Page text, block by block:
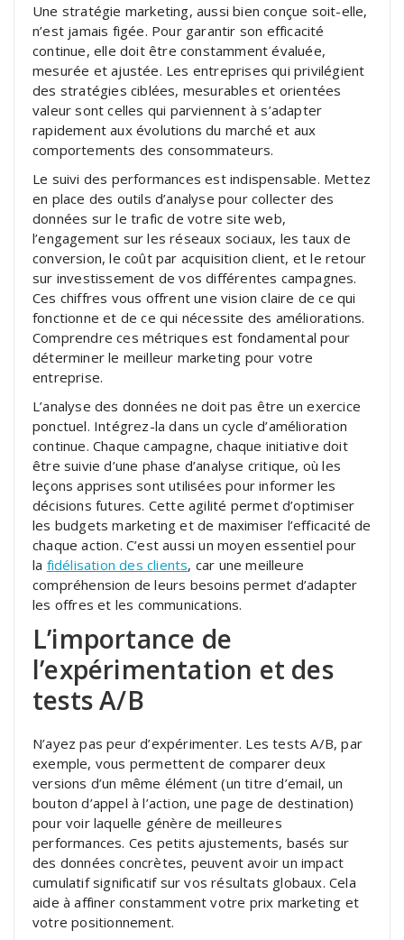
Une stratégie marketing, aussi bien conçue soit-elle,
n’est jamais figée. Pour garantir son efficacité
continue, elle doit être constamment évaluée,
mesurée et ajustée. Les entreprises qui privilégient
des stratégies ciblées, mesurables et orientées
valeur sont celles qui parviennent à s’adapter
rapidement aux évolutions du marché et aux
comportements des consommateurs.
Le suivi des performances est indispensable. Mettez
en place des outils d’analyse pour collecter des
données sur le trafic de votre site web,
l’engagement sur les réseaux sociaux, les taux de
conversion, le coût par acquisition client, et le retour
sur investissement de vos différentes campagnes.
Ces chiffres vous offrent une vision claire de ce qui
fonctionne et de ce qui nécessite des améliorations.
Comprendre ces métriques est fondamental pour
déterminer le meilleur marketing pour votre
entreprise.
L’analyse des données ne doit pas être un exercice
ponctuel. Intégrez-la dans un cycle d’amélioration
continue. Chaque campagne, chaque initiative doit
être suivie d’une phase d’analyse critique, où les
leçons apprises sont utilisées pour informer les
décisions futures. Cette agilité permet d’optimiser
les budgets marketing et de maximiser l’efficacité de
chaque action. C’est aussi un moyen essentiel pour
la fidélisation des clients, car une meilleure
compréhension de leurs besoins permet d’adapter
les offres et les communications.
L’importance de
l’expérimentation et des
tests A/B
N’ayez pas peur d’expérimenter. Les tests A/B, par
exemple, vous permettent de comparer deux
versions d’un même élément (un titre d’email, un
bouton d’appel à l’action, une page de destination)
pour voir laquelle génère de meilleures
performances. Ces petits ajustements, basés sur
des données concrètes, peuvent avoir un impact
cumulatif significatif sur vos résultats globaux. Cela
aide à affiner constamment votre prix marketing et
votre positionnement.